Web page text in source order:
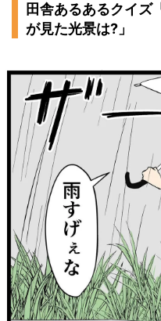
田舎あるあるクイズ
が見た光景は?」